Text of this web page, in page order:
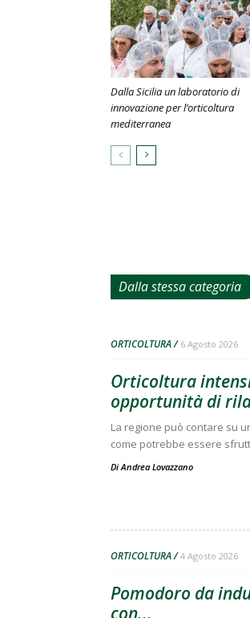
Dalla Sicilia un laboratorio di
innovazione per l’orticoltura
mediterranea
Dalla stessa categoria
ORTICOLTURA 6 Agosto 2026
Orticoltura
opportunità di
La regione può contare su
come potrebbe essere
DiAndrea Lovazzano
ORTICOLTURA 4 Agosto 2026
Pomodoro da
con...